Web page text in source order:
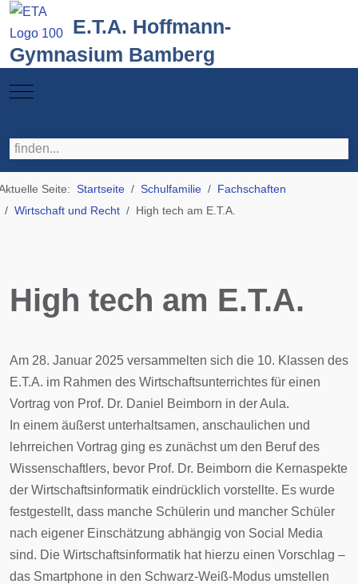
E.T.A. Hoffmann-
Gymnasium Bamberg
Mobile Menu Toggle
Seite: Startseite Schulfamilie
Fachschaften
Wirtschaft und Recht
High tech am E.T.A.
High tech am E.T.A.
Am 28. Januar 2025 versammelten sich die 10. Klassen des
E.T.A. im Rahmen des Wirtschaftsunterrichtes für einen
Vortrag von Prof. Dr. Daniel Beimborn in der Aula.
In einem äußerst unterhaltsamen, anschaulichen und
lehrreichen Vortrag ging es zunächst um den Beruf des
Wissenschaftlers, bevor Prof. Dr. Beimborn die Kernaspekte
der Wirtschaftsinformatik eindrücklich vorstellte. Es wurde
festgestellt, dass manche Schülerin und mancher Schüler
nach eigener Einschätzung abhängig von Social Media
sind. Die Wirtschaftsinformatik hat hierzu einen Vorschlag –
das Smartphone in den Schwarz-Weiß-Modus umstellen